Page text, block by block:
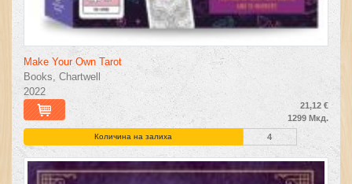
Make Your Own Tarot
Books, Chartwell
2022
21,12 €
1299 Мкд.
Количина на залиха 4